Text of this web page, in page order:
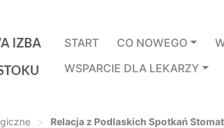
START
CO NOWEGO
WSPARCIE DLA LEKARZY
> Relacja z Podlaskich Spotkań